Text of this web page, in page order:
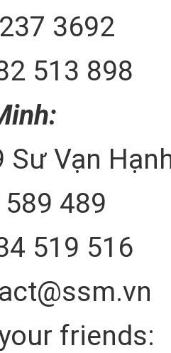
3692
513 898
Minh:
Vạn
489
519 516
friends: